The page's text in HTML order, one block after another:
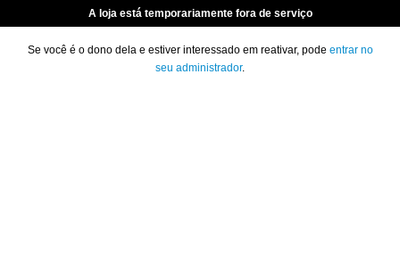
A loja está temporariamente fora de serviço
Se você é o dono dela e estiver interessado em reativar, pode entrar no
seu administrador.